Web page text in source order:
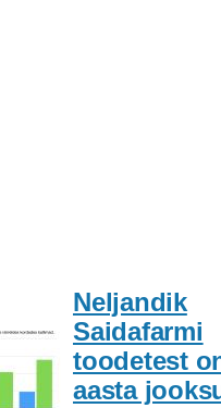
Neljandik
Saidafarmi
toodetest
aasta